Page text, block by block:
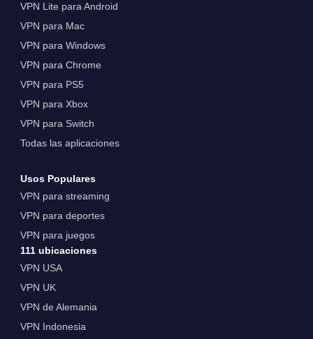
VPN Lite para Android
VPN para Mac
VPN para Windows
VPN para Chrome
VPN para PS5
VPN para Xbox
VPN para Switch
Todas las aplicaciones
Usos Populares
VPN para streaming
VPN para deportes
VPN para juegos
111 ubicaciones
VPN USA
VPN UK
VPN de Alemania
VPN Indonesia